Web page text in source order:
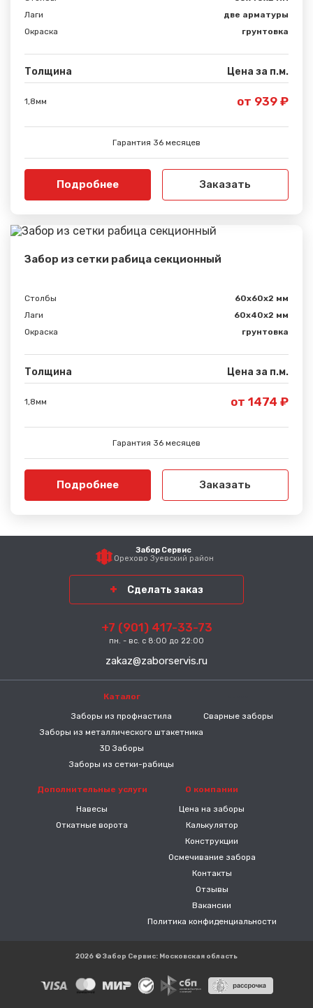
Лаги
две арматуры
Окраска
грунтовка
Толщина Цена за п.м.
1,8мм от 939 ₽
Гарантия 36 месяцев
Подробнее Заказать
Забор из сетки рабица секционный
Столбы
60х60х2 мм
Лаги
60х40х2 мм
Окраска
грунтовка
Толщина Цена за п.м.
1,8мм от 1474 ₽
Гарантия 36 месяцев
Подробнее Заказать
Забор Сервис
Орехово Зуевский район
Сделать заказ
+7 (901) 417-33-73
пн. - вс. с 8:00 до 22:00
zakaz@zaborservis.ru
Каталог
Заборы из профнастила
Заборы из металлического штакетника
3D Заборы
Заборы из сетки-рабицы
Сварные заборы
Дополнительные услуги
Навесы
Откатные ворота
О компании
Цена на заборы
Калькулятор
Конструкции
Осмечивание забора
Контакты
Отзывы
Вакансии
Политика конфиденциальности
2026 © Забор Сервис: Московская область